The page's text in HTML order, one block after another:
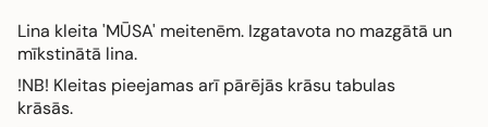
Lina kleita 'MŪSA' meitenēm. Izgatavota no mazgātā un
mīkstinātā lina.
!NB! Kleitas pieejamas arī pārējās krāsu tabulas
krāsās.